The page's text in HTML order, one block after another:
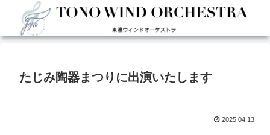
たじみ陶器まつりに出演いたします
2025.04.13